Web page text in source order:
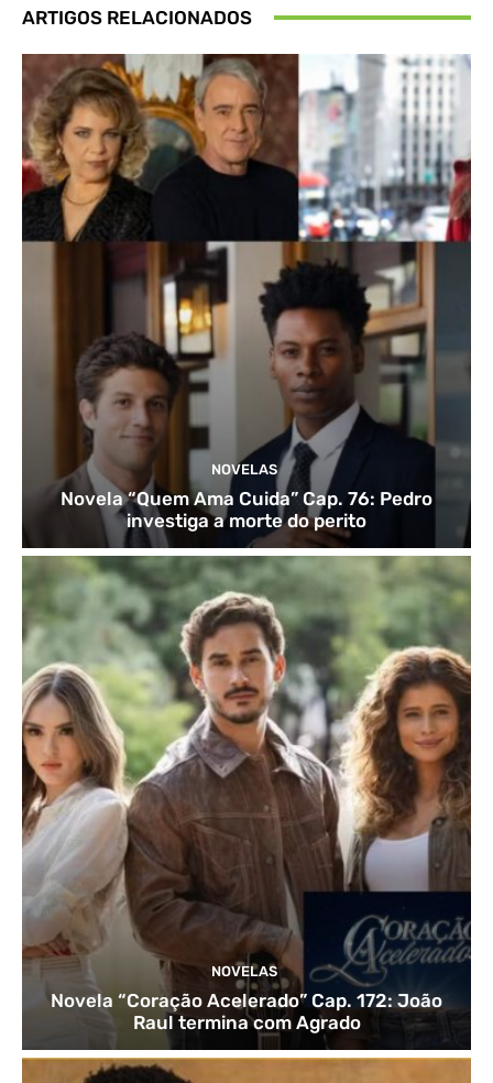
ARTIGOS RELACIONADOS
NOVELAS
Novela “Quem Ama Cuida” Cap. 76: Pedro
investiga a morte do perito
NOVELAS
Novela “Coração Acelerado” Cap. 172: João
Raul termina com Agrado